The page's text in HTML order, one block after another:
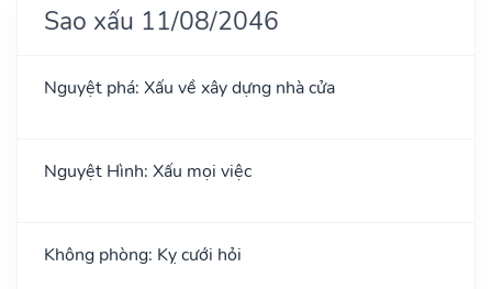
Sao xấu 11/08/2046
Nguyệt phá: Xấu về xây dựng nhà cửa
Nguyệt Hình: Xấu mọi việc
Không phòng: Kỵ cưới hỏi